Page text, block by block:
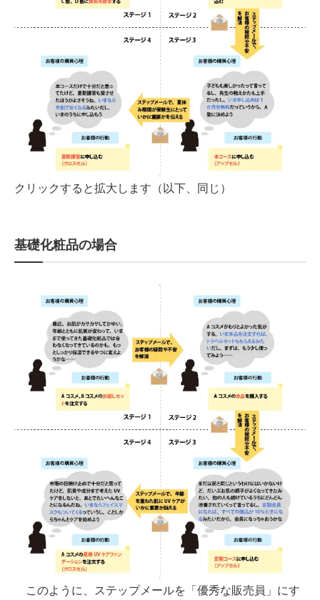
クリックすると拡大します（以下、同じ）
基礎化粧品の場合
このように、ステップメールを「優秀な販売員」にす